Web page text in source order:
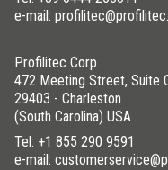
e-mail:
Profilitec Corp.
472 Meeting Street, Suite
29403 - Charleston
(South Carolina) USA
Tel: +1 855 290 9591
e-mail: